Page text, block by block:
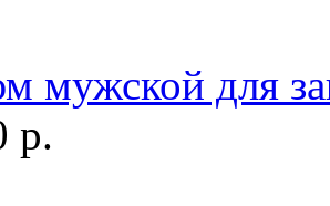
мужской для
р.